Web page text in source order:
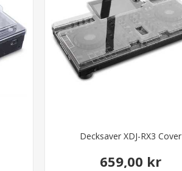
Decksaver XDJ-RX3 Cover
659,00 kr